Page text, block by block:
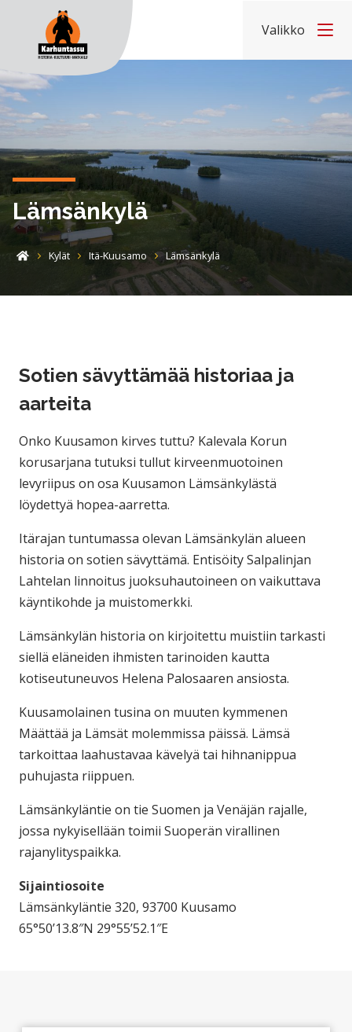
Hyppää sisältöön
Etusivu
Valikko
Lämsänkylä
EtusivuKylät Itä-Kuusamo Lämsänkylä
Sotien sävyttämää historiaa ja
aarteita
Onko Kuusamon kirves tuttu? Kalevala Korun
korusarjana tutuksi tullut kirveenmuotoinen
levyriipus on osa Kuusamon Lämsänkylästä
löydettyä hopea-aarretta.
Itärajan tuntumassa olevan Lämsänkylän alueen
historia on sotien sävyttämä. Entisöity Salpalinjan
Lahtelan linnoitus juoksuhautoineen on vaikuttava
käyntikohde ja muistomerkki.
Lämsänkylän historia on kirjoitettu muistiin tarkasti
siellä eläneiden ihmisten tarinoiden kautta
kotiseutuneuvos Helena Palosaaren ansiosta.
Kuusamolainen tusina on muuten kymmenen
Määttää ja Lämsät molemmissa päissä. Lämsä
tarkoittaa laahustavaa kävelyä tai hihnanippua
puhujasta riippuen.
Lämsänkyläntie on tie Suomen ja Venäjän rajalle,
jossa nykyisellään toimii Suoperän virallinen
rajanylityspaikka.
Sijaintiosoite
Lämsänkyläntie 320, 93700 Kuusamo
65°50’13.8″N 29°55’52.1″E